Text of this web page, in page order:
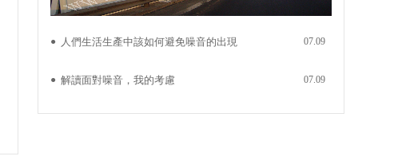
● 人們生活生產中該如何避免噪音的出現 07.09
● 解讀面對噪音，我的考慮 07.09